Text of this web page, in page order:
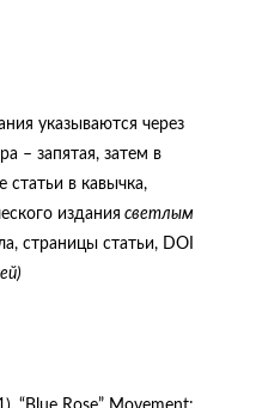
указываются через
– запятая, затем в
статьи в кавычка,
издания светлым
страницы статьи, DOI